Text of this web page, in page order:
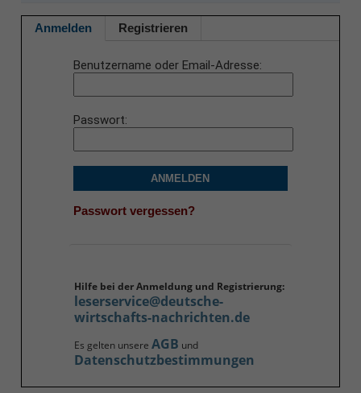
Anmelden Registrieren
Benutzername oder Email-Adresse
Passwort
ANMELDEN
Passwort vergessen?
Hilfe bei der Anmeldung und Registrierung:
leserservice@deutsche-
wirtschafts-nachrichten.de
Es gelten unsere AGB und
Datenschutzbestimmungen